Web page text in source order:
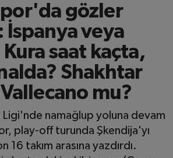
gözler
İspanya veya
saat kaçta,
Shakhtar
Vallecano mu?
Ligi'nde namağlup yoluna devam
play-off turunda Şkendija'yı
16 takım arasına yazdırdı.
Durumu ve Fikstür